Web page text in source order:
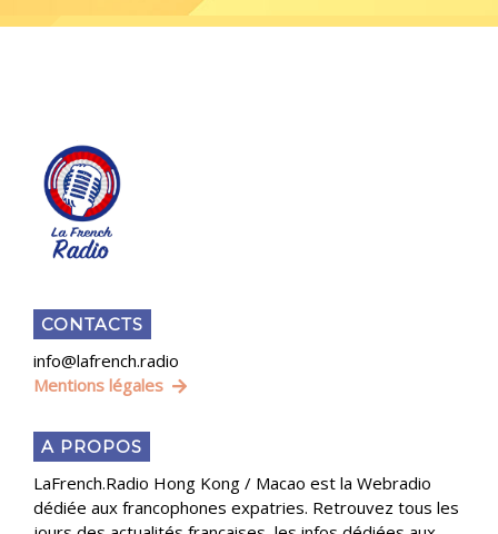
CONTACTS
info@lafrench.radio
Mentions légales
A PROPOS
LaFrench.Radio Hong Kong / Macao est la Webradio
dédiée aux francophones expatries. Retrouvez tous les